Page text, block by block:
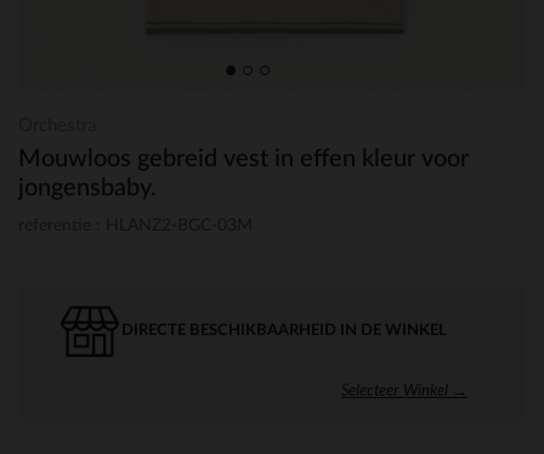
Mouwloos gebreid vest in effen kleur voor
jongensbaby.
DIRECTE BESCHIKBAARHEID IN DE WINKEL
Selecteer Winkel →